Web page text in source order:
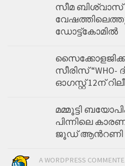
സീമ
ഡോട്ട്കോമിൽ
സീരിസ്
ഓഗസ്റ്റ് 12ന്
മമ്മൂട്ടി
പിന്നിലെ
ജൂഡ് ആന്‍റണി
A WORDPRESS